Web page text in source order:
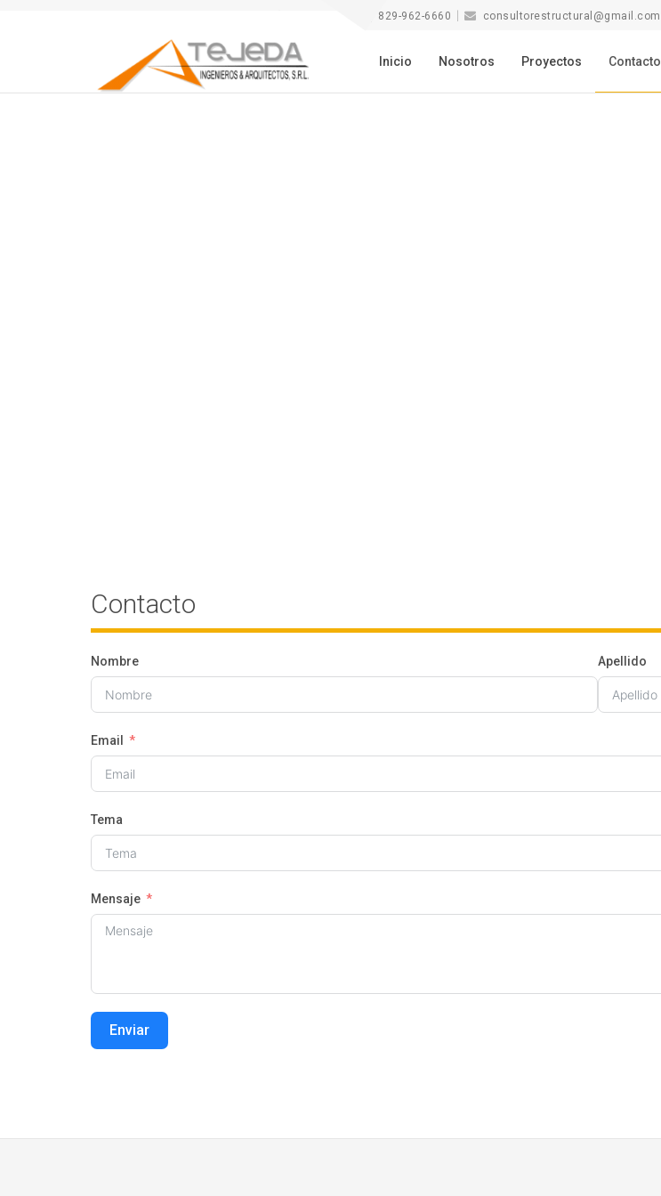
809-595-6666 y 829-962-6660 consultorestructural@gmail.com
Inicio Nosotros Proyectos Contacto
Contacto
Nombre Apellido
Email
Tema
Mensaje
Enviar